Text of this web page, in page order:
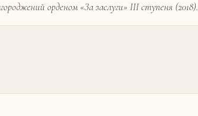
орденом «За заслуги» ІІІ ступеня (2018).